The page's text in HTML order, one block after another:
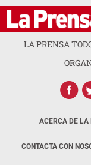
LA PRENSA
ACERCA DE LA
CONTACTA CON